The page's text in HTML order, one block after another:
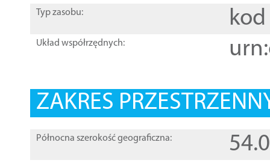
Typ zasobu: kod
Układ współrzędnych:
ZAKRES
Północna szerokość geograficzna: